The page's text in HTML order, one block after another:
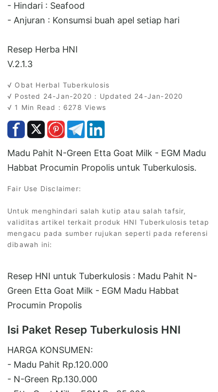
- Hindari : Seafood
- Anjuran : Konsumsi buah apel setiap hari
Resep Herba HNI
V.2.1.3
√ Obat Herbal Tuberkulosis
√ Posted 24-Jan-2020 : Updated 24-Jan-2020
√ 1 Min Read : 6278 Views
Madu Pahit N-Green Etta Goat Milk - EGM Madu
Habbat Procumin Propolis untuk Tuberkulosis.
Fair Use Disclaimer:
Untuk menghindari salah kutip atau salah tafsir,
validitas artikel terkait produk HNI Tuberkulosis tetap
mengacu pada sumber rujukan seperti pada referensi
dibawah ini:
Resep HNI untuk Tuberkulosis : Madu Pahit N-
Green Etta Goat Milk - EGM Madu Habbat
Procumin Propolis
Isi Paket Resep Tuberkulosis HNI
HARGA KONSUMEN:
- Madu Pahit Rp.120.000
- N-Green Rp.130.000